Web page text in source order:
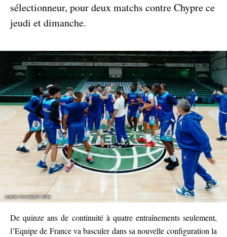
sélectionneur, pour deux matchs contre Chypre ce
jeudi et dimanche.
De quinze ans de continuité à quatre entraînements seulement,
l’Equipe de France va basculer dans sa nouvelle configuration la